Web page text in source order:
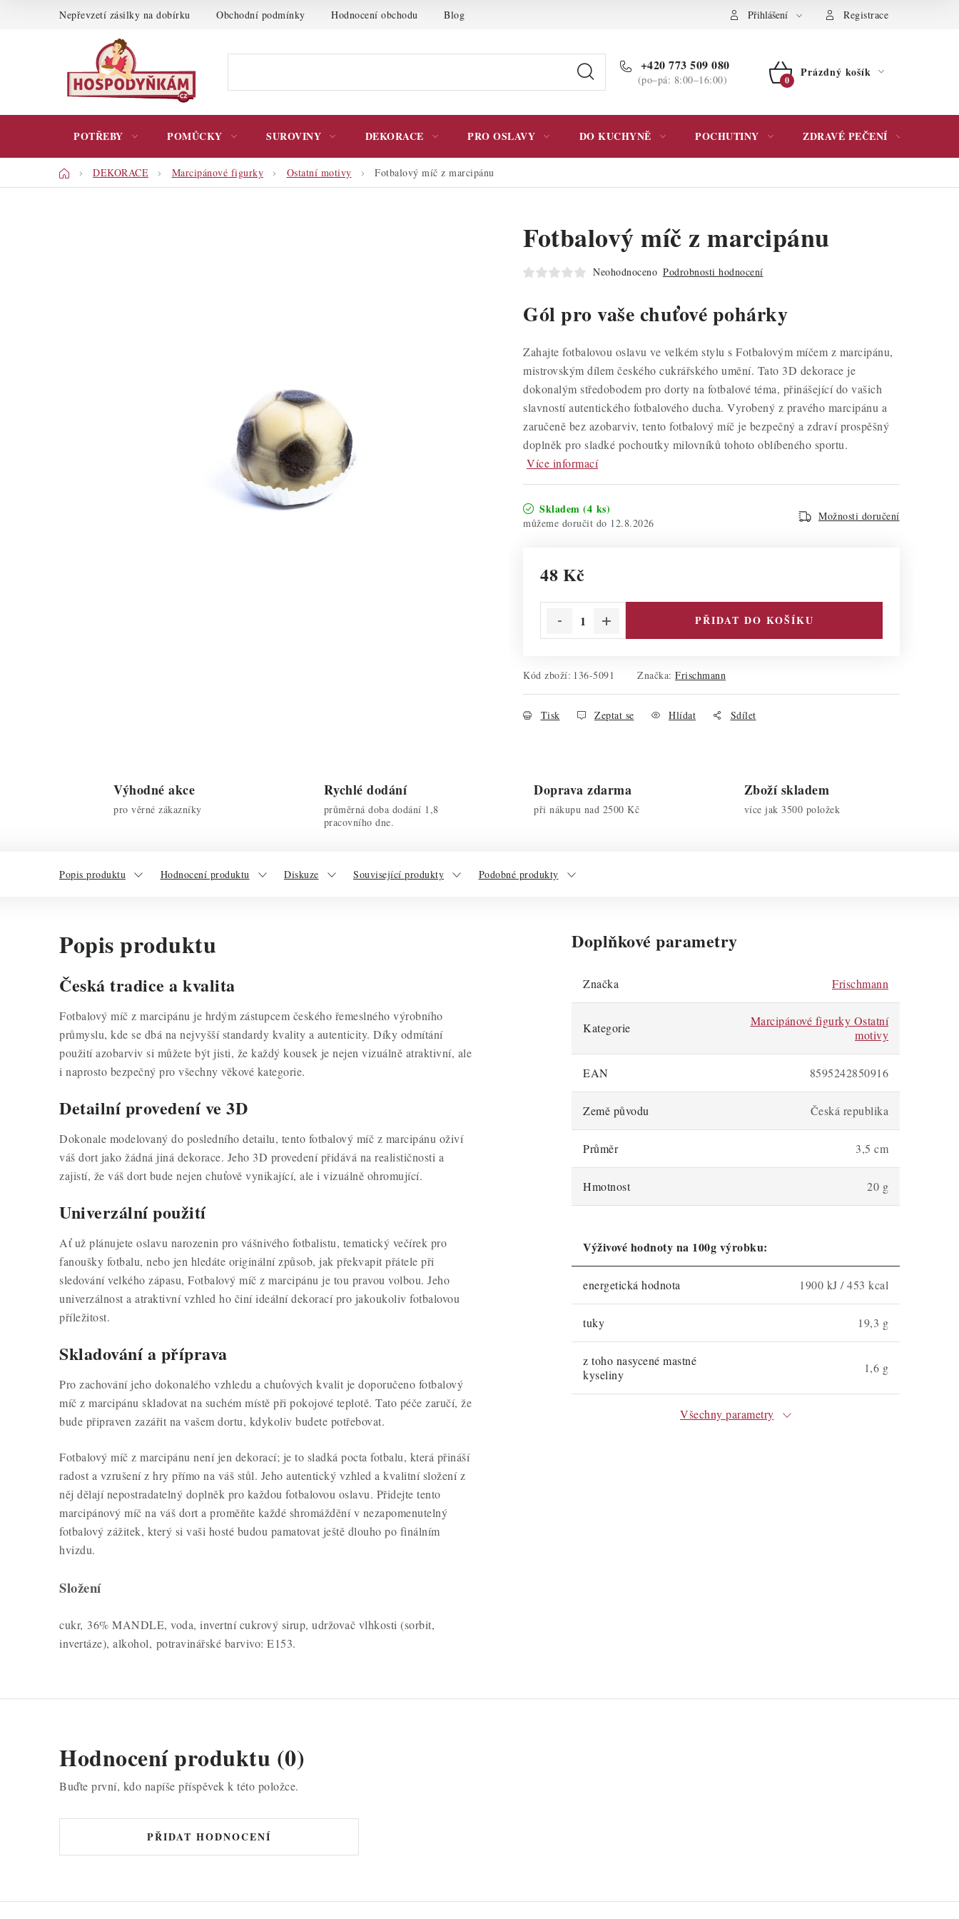
Nepřevzetí zásilky na dobírku Obchodní podmínky Hodnocení obchodu Blog Podmínky ochrany osobních údajů Přihlášení Registrace
+420 773 509 080
(po–pá: 8:00–16:00)
NÁKUPNÍ
Prázdný košík
POTŘEBY POMŮCKY SUROVINY DEKORACE PRO OSLAVY DO KUCHYNĚ POCHUTINY ZDRAVÉ PEČENÍ
DomůDEKORACE Marcipánové figurky Ostatní motivy Fotbalový míč z marcipánu
Fotbalový míč z marcipánu
Neohodnoceno Podrobnosti hodnocení
Gól pro vaše chuťové pohárky
Zahajte fotbalovou oslavu ve velkém stylu s Fotbalovým míčem z marcipánu,
mistrovským dílem českého cukrářského umění. Tato 3D dekorace je
dokonalým středobodem pro dorty na fotbalové téma, přinášející do vašich
slavností autentického fotbalového ducha. Vyrobený z pravého marcipánu a
zaručeně bez azobarviv, tento fotbalový míč je bezpečný a zdraví prospěšný
doplněk pro sladké pochoutky milovníků tohoto oblíbeného sportu.
Více informací
Skladem (4 ks)
12.8.2026
Možnosti doručení
48 Kč
PŘIDAT DO KOŠÍKU
Kód zboží: 136-5091 Značka: Frischmann
Tisk Zeptat se Hlídat Sdílet
Výhodné akce
pro věrné zákazníky
Rychlé dodání
průměrná doba dodání 1,8
pracovního dne.
Doprava zdarma
při nákupu nad 2500 Kč
Zboží skladem
více jak 3500 položek
Popis produktu Hodnocení produktu Diskuze Související produkty Podobné produkty
Popis produktu
Česká tradice a kvalita
Fotbalový míč z marcipánu je hrdým zástupcem českého řemeslného výrobního
průmyslu, kde se dbá na nejvyšší standardy kvality a autenticity. Díky odmítání
použití azobarviv si můžete být jisti, že každý kousek je nejen vizuálně atraktivní, ale
i naprosto bezpečný pro všechny věkové kategorie.
Detailní provedení ve 3D
Dokonale modelovaný do posledního detailu, tento fotbalový míč z marcipánu oživí
váš dort jako žádná jiná dekorace. Jeho 3D provedení přidává na realističnosti a
zajistí, že váš dort bude nejen chuťově vynikající, ale i vizuálně ohromující.
Univerzální použití
Ať už plánujete oslavu narozenin pro vášnivého fotbalistu, tematický večírek pro
fanoušky fotbalu, nebo jen hledáte originální způsob, jak překvapit přátele při
sledování velkého zápasu, Fotbalový míč z marcipánu je tou pravou volbou. Jeho
univerzálnost a atraktivní vzhled ho činí ideální dekorací pro jakoukoliv fotbalovou
příležitost.
Skladování a příprava
Pro zachování jeho dokonalého vzhledu a chuťových kvalit je doporučeno fotbalový
míč z marcipánu skladovat na suchém místě při pokojové teplotě. Tato péče zaručí, že
bude připraven zazářit na vašem dortu, kdykoliv budete potřebovat.
Fotbalový míč z marcipánu není jen dekorací; je to sladká pocta fotbalu, která přináší
radost a vzrušení z hry přímo na váš stůl. Jeho autentický vzhled a kvalitní složení z
něj dělají nepostradatelný doplněk pro každou fotbalovou oslavu. Přidejte tento
marcipánový míč na váš dort a proměňte každé shromáždění v nezapomenutelný
fotbalový zážitek, který si vaši hosté budou pamatovat ještě dlouho po finálním
hvizdu.
Složení
cukr, 36% MANDLE, voda, invertní cukrový sirup, udržovač vlhkosti (sorbit,
invertáze), alkohol, potravinářské barvivo: E153.
Doplňkové parametry
Značka Frischmann
Kategorie
Marcipánové figurky Ostatní
motivy
EAN 8595242850916
Země původu Česká republika
Průměr 3,5 cm
Hmotnost 20 g
Výživové hodnoty na 100g výrobku:
energetická hodnota 1900 kJ / 453 kcal
tuky 19,3 g
z toho nasycené mastné
kyseliny
1,6 g
Všechny parametry
Hodnocení produktu (0)
Buďte první, kdo napíše příspěvek k této položce.
PŘIDAT HODNOCENÍ